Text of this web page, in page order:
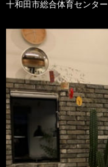
十和田市総合体育センター